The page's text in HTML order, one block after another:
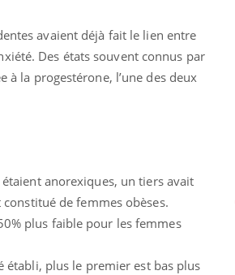
avaient déjà fait le lien entre
Des états souvent connus par
à la progestérone, l’une des deux
anorexiques, un tiers avait
de femmes obèses.
plus faible pour les femmes
établi, plus le premier est bas plus